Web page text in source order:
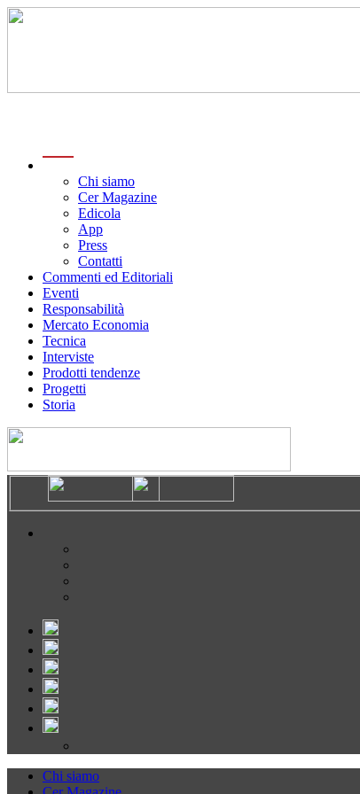
Chi siamo
Cer Magazine
Edicola
App
Press
Contatti
Commenti ed Editoriali
Eventi
Responsabilità
Mercato Economia
Tecnica
Interviste
Prodotti tendenze
Progetti
Storia
Chi siamo